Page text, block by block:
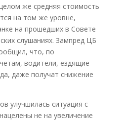
же средняя стоимость
на том же уровне,
на прошедших в Совете
слушаниях. Зампред ЦБ
что, по
водители, ездящие
даже получат снижение
улучшилась ситуация с
не на увеличение